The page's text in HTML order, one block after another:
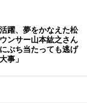
躍、夢をかなえた松
ンサー山本紘之さん
ぶち当たっても逃げ
事」